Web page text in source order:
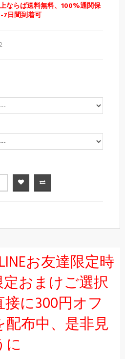
ならば送料無料、100%通関保
7日間到着可
お友達限定時
おまけご選択
に300円オフ
布中、是非見
に